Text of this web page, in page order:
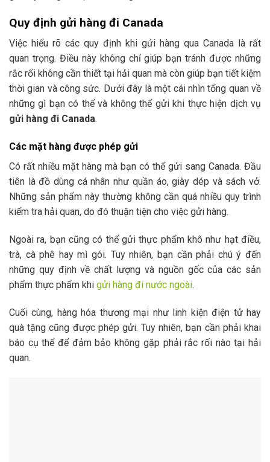
Quy định gửi hàng đi Canada
Việc hiểu rõ các quy định khi gửi hàng qua Canada là rất
quan trọng. Điều này không chỉ giúp bạn tránh được những
rắc rối không cần thiết tại hải quan mà còn giúp bạn tiết kiệm
thời gian và công sức. Dưới đây là một cái nhìn tổng quan về
những gì bạn có thể và không thể gửi khi thực hiện dịch vụ
gửi hàng đi Canada.
Các mặt hàng được phép gửi
Có rất nhiều mặt hàng mà bạn có thể gửi sang Canada. Đầu
tiên là đồ dùng cá nhân như quần áo, giày dép và sách vở.
Những sản phẩm này thường không cần quá nhiều quy trình
kiểm tra hải quan, do đó thuận tiện cho việc gửi hàng.
Ngoài ra, bạn cũng có thể gửi thực phẩm khô như hạt điều,
trà, cà phê hay mì gói. Tuy nhiên, bạn cần phải chú ý đến
những quy định về chất lượng và nguồn gốc của các sản
phẩm thực phẩm khi gửi hàng đi nước ngoài.
Cuối cùng, hàng hóa thương mại như linh kiện điện tử hay
quà tặng cũng được phép gửi. Tuy nhiên, bạn cần phải khai
báo cụ thể để đảm bảo không gặp phải rắc rối nào tại hải
quan.